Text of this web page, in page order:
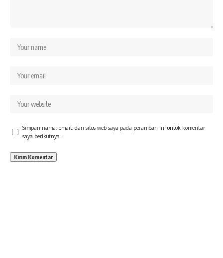
Simpan nama, email, dan situs web saya pada peramban ini untuk komentar
saya berikutnya.